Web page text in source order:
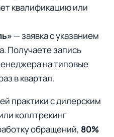
квалификацию или
— заявка с указанием
Получаете запись
на типовые
в квартал.
практики с дилерским
коллтрекинг
обращений, 80%